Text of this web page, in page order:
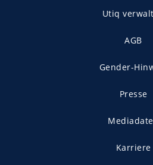
Utiq
AGB
Gender-
Presse
Karriere